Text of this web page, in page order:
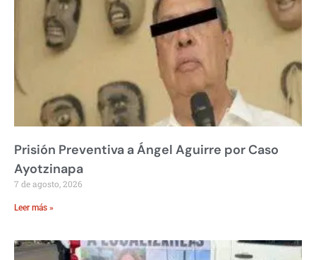
Prisión Preventiva a Ángel Aguirre por Caso
Ayotzinapa
7 de agosto, 2026
Leer más »